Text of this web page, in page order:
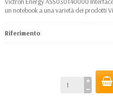
un notebook a una varietà dei prodotti
Riferimento